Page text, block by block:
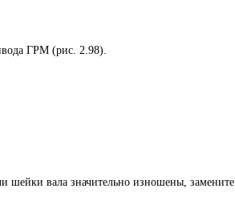
ГРМ (рис. 2.98).
шейки вала значительно изношены, замените